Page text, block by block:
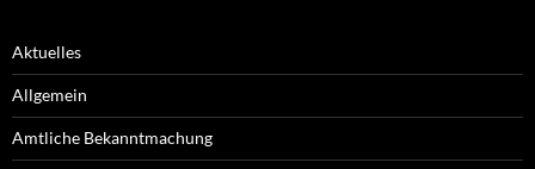
Aktuelles
Allgemein
Amtliche Bekanntmachung